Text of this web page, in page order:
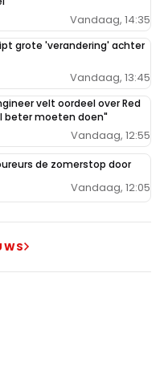
Vandaag, 14:35
grote 'verandering' achter
Vandaag, 13:45
velt oordeel over Red
beter moeten doen"
Vandaag, 12:55
de zomerstop door
Vandaag, 12:05